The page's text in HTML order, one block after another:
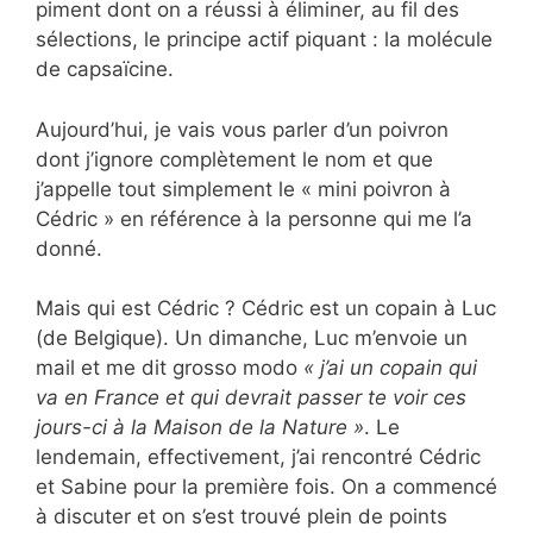
piment dont on a réussi à éliminer, au fil des
sélections, le principe actif piquant : la molécule
de capsaïcine.
Aujourd’hui, je vais vous parler d’un poivron
dont j’ignore complètement le nom et que
j’appelle tout simplement le « mini poivron à
Cédric » en référence à la personne qui me l’a
donné.
Mais qui est Cédric ? Cédric est un copain à Luc
(de Belgique). Un dimanche, Luc m’envoie un
mail et me dit grosso modo « j’ai un copain qui
va en France et qui devrait passer te voir ces
jours-ci à la Maison de la Nature ». Le
lendemain, effectivement, j’ai rencontré Cédric
et Sabine pour la première fois. On a commencé
à discuter et on s’est trouvé plein de points